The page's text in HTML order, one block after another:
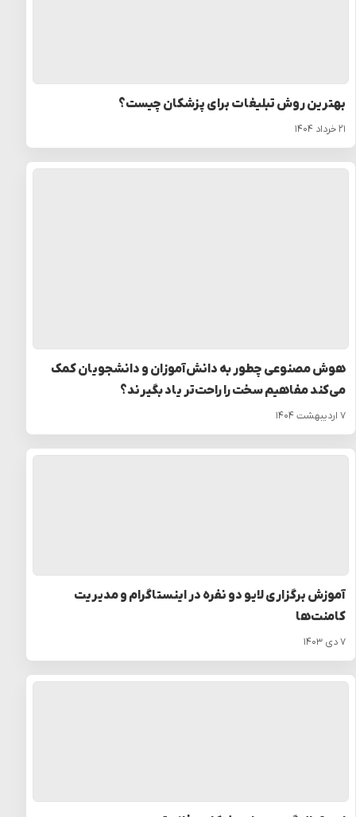
بهترین روش تبلیغات برای پزشکان چیست؟
۲۱ خرداد ۱۴۰۴
هوش مصنوعی چطور به دانش‌آموزان و دانشجویان کمک
می‌کند مفاهیم سخت را راحت‌تر یاد بگیرند؟
۷ اردیبهشت ۱۴۰۴
آموزش برگزاری لایو دو نفره در اینستاگرام و مدیریت
کامنت‌ها
۷ دی ۱۴۰۳